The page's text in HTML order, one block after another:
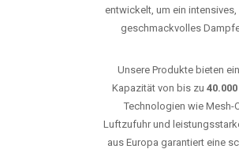
entwickelt, um ein
geschmackvolles
Unsere Produkte bieten
Kapazität von bis zu
Technologien wie Mesh-
Luftzufuhr und
aus Europa garantiert eine